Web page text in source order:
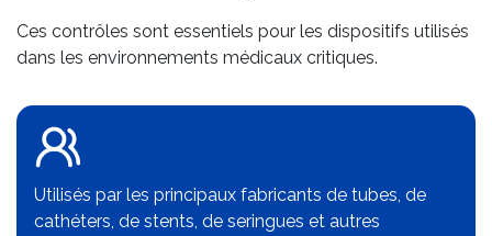
Ces contrôles sont essentiels pour les dispositifs utilisés
dans les environnements médicaux critiques.
Utilisés par les principaux fabricants de tubes, de
cathéters, de stents, de seringues et autres